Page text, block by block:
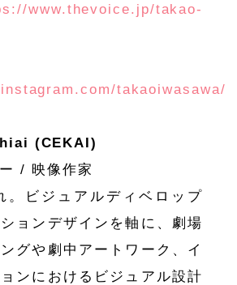
www.thevoice.jp/takao-
takaoiwasawa/
(CEKAI)
/ 映像作家
。ビジュアルディベロップ
ョンデザインを軸に、劇場
グや劇中アートワーク、イ
ンにおけるビジュアル設計